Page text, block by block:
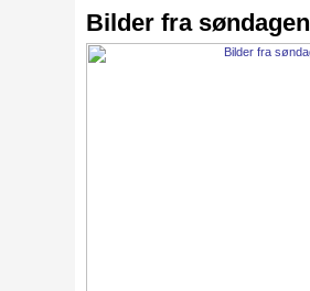
Bilder fra